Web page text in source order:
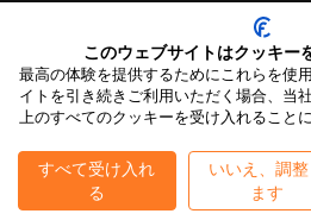
クライアントは、自身の司
い、TIOmarkets ブランドの適切な事
す。製品またはサービスへのアクセス
なる場合があり、すべての提供がすべ
は限りません。
©2026 TIO Markets Ltd.
で急速に資金を失う高いリス
このウェブサイトはクッキー
最高の体験を提供するためにこれらを使
イトを引き続きご利用いただく場合、当
上のすべてのクッキーを受け入れること
すべて受け入れ
る
いいえ、調整
ます